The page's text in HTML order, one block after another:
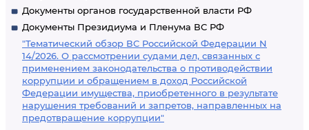
Документы органов государственной власти РФ
Документы Президиума и Пленума ВС РФ
"Тематический обзор ВС Российской Федерации N
14/2026. О рассмотрении судами дел, связанных с
применением законодательства о противодействии
коррупции и обращением в доход Российской
Федерации имущества, приобретенного в результате
нарушения требований и запретов, направленных на
предотвращение коррупции"